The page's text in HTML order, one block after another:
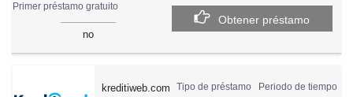
Primer préstamo gratuito
no
Obtener préstamo
kreditiweb.com Tipo de préstamo Periodo de tiempo